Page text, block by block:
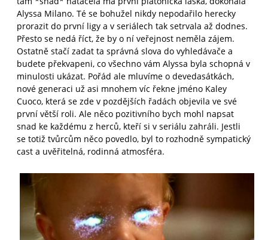
Alyssa Milano. Té se bohužel nikdy nepodařilo herecky
prorazit do první ligy a v seriálech tak setrvala až dodnes.
Přesto se nedá říct, že by o ní veřejnost neměla zájem.
Ostatně stačí zadat ta správná slova do vyhledávače a
budete překvapeni, co všechno vám Alyssa byla schopná v
minulosti ukázat. Pořád ale mluvíme o devedasátkách,
nové generaci už asi mnohem víc řekne jméno Kaley
Cuoco, která se zde v pozdějších řadách objevila ve své
první větší roli. Ale něco pozitivního bych mohl napsat
snad ke každému z herců, kteří si v seriálu zahráli. Jestli
se totiž tvůrcům něco povedlo, byl to rozhodně sympatický
cast a uvěřitelná, rodinná atmosféra.